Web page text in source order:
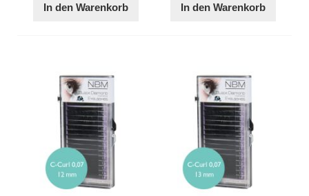
In den Warenkorb In den Warenkorb